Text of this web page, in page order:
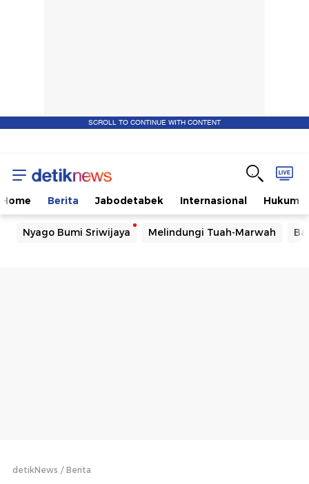
SCROLL TO CONTINUE WITH CONTENT
Home Berita Jabodetabek Internasional Hukum
Nyago Bumi Sriwijaya Melindungi Tuah-Marwah
detikNews Berita